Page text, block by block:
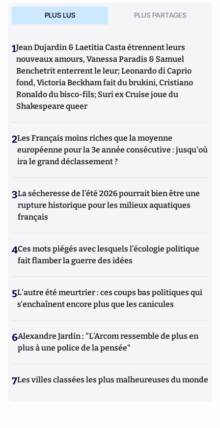
PLUS LUS PLUS PARTAGES
1Jean Dujardin & Laetitia Casta étrennent leurs
nouveaux amours, Vanessa Paradis & Samuel
Benchetrit enterrent le leur; Leonardo di Caprio
fond, Victoria Beckham fait du brukini, Cristiano
Ronaldo du bisco-fils; Suri ex Cruise joue du
Shakespeare queer
2Les Français moins riches que la moyenne
européenne pour la 3e année consécutive : jusqu'où
ira le grand déclassement ?
3La sécheresse de l’été 2026 pourrait bien être une
rupture historique pour les milieux aquatiques
français
4Ces mots piégés avec lesquels l’écologie politique
fait flamber la guerre des idées
5L'autre été meurtrier : ces coups bas politiques qui
s'enchaînent encore plus que les canicules
6Alexandre Jardin : "L'Arcom ressemble de plus en
plus à une police de la pensée"
7Les villes classées les plus malheureuses du monde